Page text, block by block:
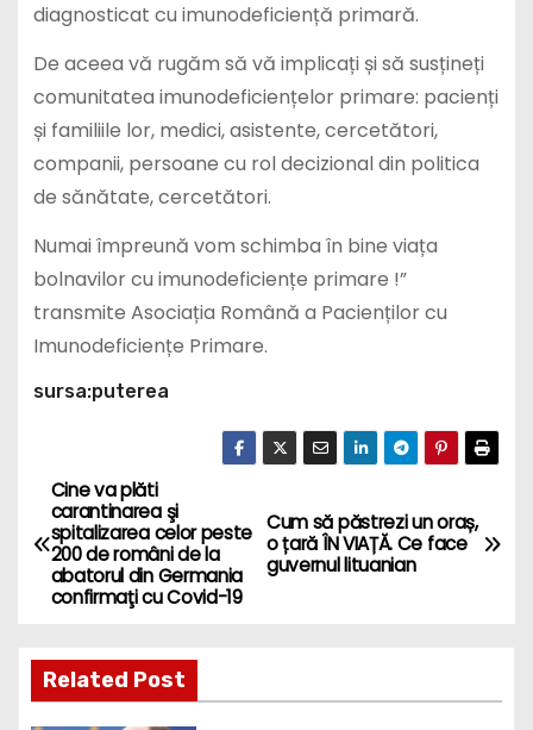
diagnosticat cu imunodeficiență primară.
De aceea vă rugăm să vă implicați și să susțineți
comunitatea imunodeficiențelor primare: pacienți
și familiile lor, medici, asistente, cercetători,
companii, persoane cu rol decizional din politica
de sănătate, cercetători.
Numai împreună vom schimba în bine viața
bolnavilor cu imunodeficiențe primare !”
transmite Asociația Română a Pacienților cu
Imunodeficiențe Primare.
sursa:puterea
P
o
s
t
n
Cum să păstrezi un oraș,
o țară ÎN VIAȚĂ. Ce face
guvernul lituanian
Cine va plăti
carantinarea şi
spitalizarea celor peste
200 de români de la
abatorul din Germania
confirmaţi cu Covid-19
Related Post